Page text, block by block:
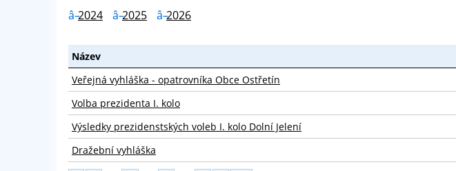
2024
2025 2026
Název
Veřejná vyhláška - opatrovníka Obce Ostřetín
Volba prezidenta I. kolo
Výsledky prezidenstských voleb I. kolo Dolní Jelení
Dražební vyhláška